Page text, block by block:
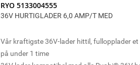
RYO 5133004555
36V HURTIGLADER 6,0 AMP/T MED
Vår kraftigste 36V-lader hittil, fullopplader
på under 1 time